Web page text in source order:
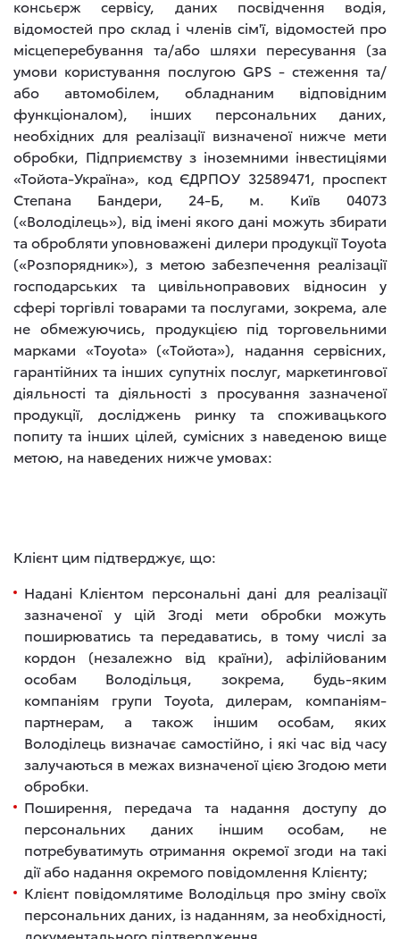
консьєрж сервісу, даних посвідчення водія,
відомостей про склад і членів сім'ї, відомостей про
місцеперебування та/або шляхи пересування (за
умови користування послугою GPS - стеження та/
або автомобілем, обладнаним відповідним
функціоналом), інших персональних даних,
необхідних для реалізації визначеної нижче мети
обробки, Підприємству з іноземними інвестиціями
«Тойота-Україна», код ЄДРПОУ 32589471, проспект
Степана Бандери, 24-Б, м. Київ 04073
(«Володілець»), від імені якого дані можуть збирати
та обробляти уповноважені дилери продукції Toyota
(«Розпорядник»), з метою забезпечення реалізації
господарських та цивільноправових відносин у
сфері торгівлі товарами та послугами, зокрема, але
не обмежуючись, продукцією під торговельними
марками «Toyota» («Тойота»), надання сервісних,
гарантійних та інших супутніх послуг, маркетингової
діяльності та діяльності з просування зазначеної
продукції, досліджень ринку та споживацького
попиту та інших цілей, сумісних з наведеною вище
метою, на наведених нижче умовах:
Клієнт цим підтверджує, що:
Надані Клієнтом персональні дані для реалізації
зазначеної у цій Згоді мети обробки можуть
поширюватись та передаватись, в тому числі за
кордон (незалежно від країни), афілійованим
особам Володільця, зокрема, будь-яким
компаніям групи Toyota, дилерам, компаніям-
партнерам, а також іншим особам, яких
Володілець визначає самостійно, і які час від часу
залучаються в межах визначеної цією Згодою мети
обробки.
Поширення, передача та надання доступу до
персональних даних іншим особам, не
потребуватимуть отримання окремої згоди на такі
дії або надання окремого повідомлення Клієнту;
Клієнт повідомлятиме Володільця про зміну своїх
персональних даних, із наданням, за необхідності,